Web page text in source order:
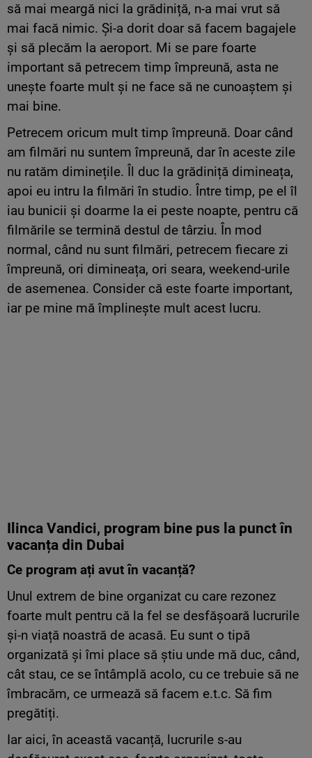
să mai meargă nici la grădiniță, n-a mai vrut să
mai facă nimic. Și-a dorit doar să facem bagajele
și să plecăm la aeroport. Mi se pare foarte
important să petrecem timp împreună, asta ne
unește foarte mult și ne face să ne cunoaștem și
mai bine.
Petrecem oricum mult timp împreună. Doar când
am filmări nu suntem împreună, dar în aceste zile
nu ratăm diminețile. Îl duc la grădiniță dimineața,
apoi eu intru la filmări în studio. Între timp, pe el îl
iau bunicii și doarme la ei peste noapte, pentru că
filmările se termină destul de târziu. În mod
normal, când nu sunt filmări, petrecem fiecare zi
împreună, ori dimineața, ori seara, weekend-urile
de asemenea. Consider că este foarte important,
iar pe mine mă împlinește mult acest lucru.
Ilinca Vandici, program bine pus la punctîn
vacanța din Dubai
Ce program ați avut în vacanță?
Unul extrem de bine organizat cu care rezonez
foarte mult pentru că la fel se desfășoară lucrurile
și-n viață noastră de acasă. Eu sunt o tipă
organizată și îmi place să știu unde mă duc, când,
cât stau, ce se întâmplă acolo, cu ce trebuie să ne
îmbracăm, ce urmează să facem e.t.c. Să fim
pregătiți.
Iar aici, în această vacanță, lucrurile s-au